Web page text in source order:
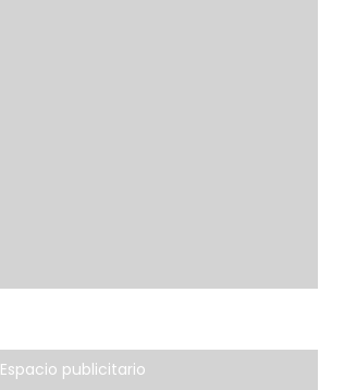
Espacio publicitario